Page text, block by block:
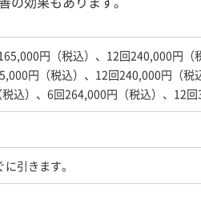
円（税込）、12回240,000円（
円（税込）、12回240,000円（税
込）、6回264,000円（税込）、12回
引きます。